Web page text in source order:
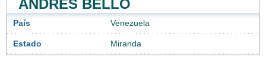
ANDRÉS BELLO
País Venezuela
Estado Miranda